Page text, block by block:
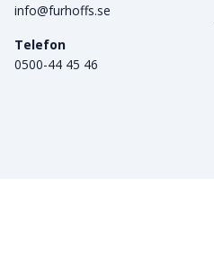
info@furhoffs.se
Telefon
0500-44 45 46